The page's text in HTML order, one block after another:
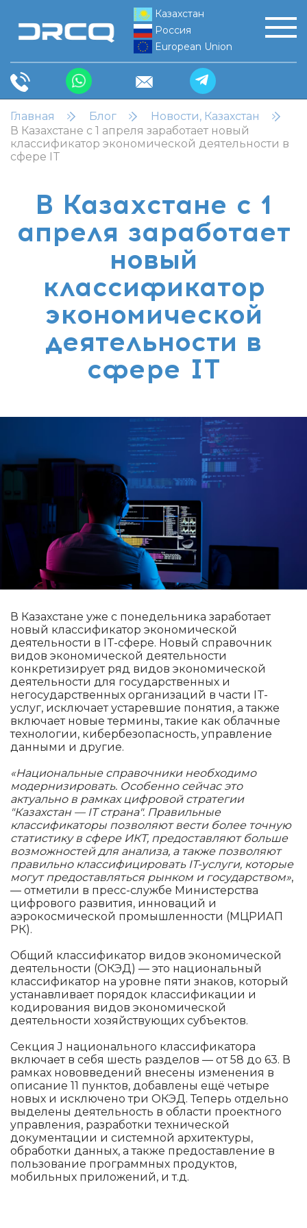
Казахстан
Россия
European Union
Главная Блог
Новости, Казахстан
В Казахстане с 1 апреля заработает новый
классификатор экономической деятельности в
сфере IT
В Казахстане с 1
апреля заработает
новый
классификатор
экономической
деятельности в
сфере IT
В Казахстане уже с понедельника заработает
новый классификатор экономической
деятельности в IT-сфере. Новый справочник
видов экономической деятельности
конкретизирует ряд видов экономической
деятельности для государственных и
негосударственных организаций в части IT-
услуг, исключает устаревшие понятия, а также
включает новые термины, такие как облачные
технологии, кибербезопасность, управление
данными и другие.
«Национальные справочники необходимо
модернизировать. Особенно сейчас это
актуально в рамках цифровой стратегии
"Казахстан — IT страна". Правильные
классификаторы позволяют вести более точную
статистику в сфере ИКТ, предоставляют больше
возможностей для анализа, а также позволяют
правильно классифицировать IT-услуги, которые
могут предоставляться рынком и государством»,
— отметили в пресс-службе Министерства
цифрового развития, инноваций и
аэрокосмической промышленности (МЦРИАП
РК).
Общий классификатор видов экономической
деятельности (ОКЭД) — это национальный
классификатор на уровне пяти знаков, который
устанавливает порядок классификации и
кодирования видов экономической
деятельности хозяйствующих субъектов.
Секция J национального классификатора
включает в себя шесть разделов — от 58 до 63. В
рамках нововведений внесены изменения в
описание 11 пунктов, добавлены ещё четыре
новых и исключено три ОКЭД. Теперь отдельно
выделены деятельность в области проектного
управления, разработки технической
документации и системной архитектуры,
обработки данных, а также предоставление в
пользование программных продуктов,
мобильных приложений, и т.д.